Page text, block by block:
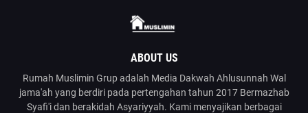
ABOUT US
Rumah Muslimin Grup adalah Media Dakwah Ahlusunnah Wal
jama'ah yang berdiri pada pertengahan tahun 2017 Bermazhab
Syafi'i dan berakidah Asyariyyah. Kami menyajikan berbagai